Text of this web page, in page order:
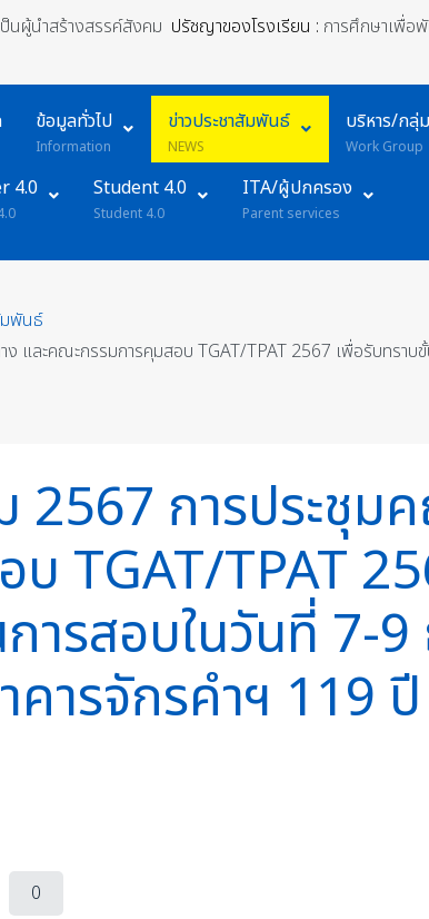
นผู้นำสร้างสรรค์สังคม ปรัชญาของโรงเรียน : การศึกษาเพื่อ
ข้อมูลทั่วไป
Information
ข่าวประชาสัมพันธ์
NEWS
บริหาร/กลุ่
Work Group
4.0 Student 4.0
Student 4.0
ITA/ผู้ปกครอง
Parent services
มพันธ์
และคณะกรรมการคุมสอบ TGAT/TPAT 2567 เพื่อรับทร
การประชุม
TGAT/TPAT
ารสอบในวันที่ 7-
คารจักรคำฯ 119 ปี
0